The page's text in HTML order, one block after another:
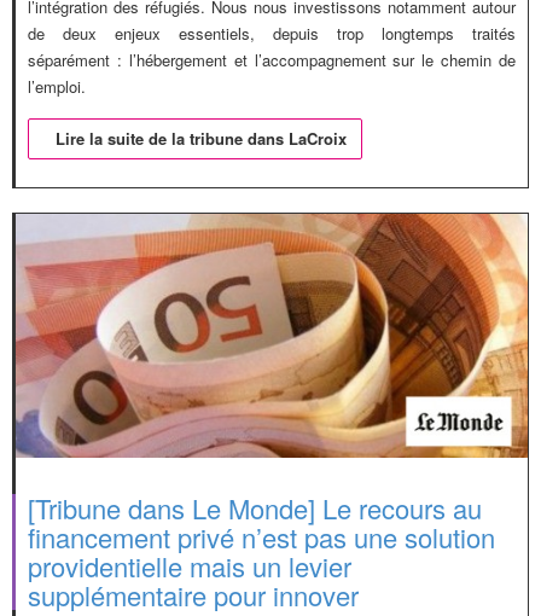
l’intégration des réfugiés. Nous nous investissons notamment autour
de deux enjeux essentiels, depuis trop longtemps traités
séparément : l’hébergement et l’accompagnement sur le chemin de
l’emploi.
Lire la suite de la tribune dans LaCroix
[Tribune dans Le Monde] Le recours au
financement privé n’est pas une solution
providentielle mais un levier
supplémentaire pour innover